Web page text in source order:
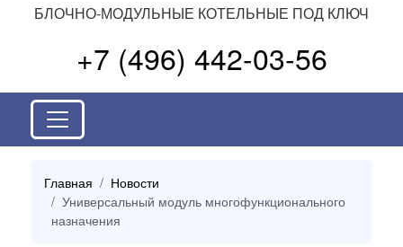
БЛОЧНО-МОДУЛЬНЫЕ КОТЕЛЬНЫЕ ПОД КЛЮЧ
+7 (496) 442-03-56
Главная
Новости
Универсальный модуль многофункционального
назначения